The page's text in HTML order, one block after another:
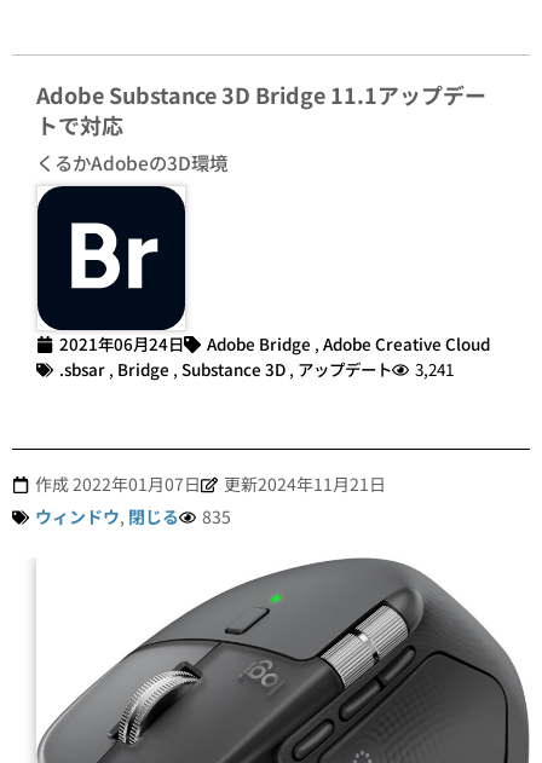
Adobe Substance 3D Bridge 11.1アップデー
トで対応
くるかAdobeの3D環境
2021年06月24日 Adobe Bridge , Adobe Creative Cloud
.sbsar , Bridge , Substance 3D , アップデート 3,241
作成2022年01月07日
更新2024年11月21日
ウィンドウ, 閉じる 835